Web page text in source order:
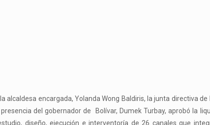
alcaldesa encargada, Yolanda Wong Baldiris, la junta directiva de
del gobernador de Bolívar, Dumek Turbay, aprobó la
diseño, ejecución e interventoría de 26 canales que